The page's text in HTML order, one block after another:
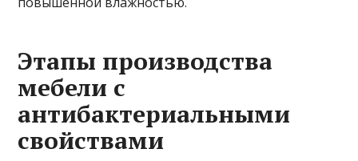
Этапы производства
мебели с
антибактериальными
свойствами